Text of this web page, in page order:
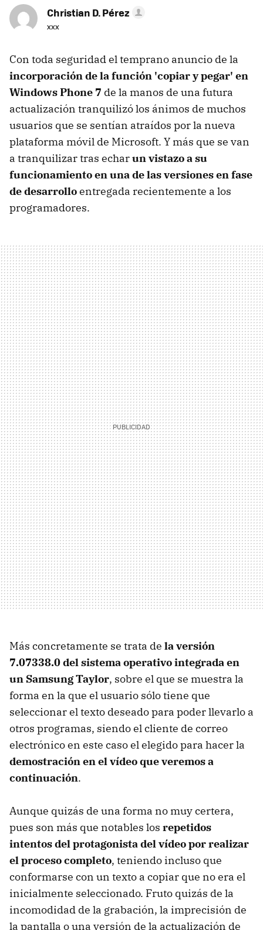
Christian D. Pérez
xxx
Con toda seguridad el temprano anuncio de la
incorporación de la función 'copiar y pegar' en
Windows Phone 7 de la manos de una futura
actualización tranquilizó los ánimos de muchos
usuarios que se sentían atraídos por la nueva
plataforma móvil de Microsoft. Y más que se van
a tranquilizar tras echarun vistazo a su
funcionamiento en una de las versiones en fase
de desarrolloentregada recientemente a los
programadores.
Más concretamente se trata de la versión
7.07338.0 del sistema operativo integrada en
un Samsung Taylor, sobre el que se muestra la
forma en la que el usuario sólo tiene que
seleccionar el texto deseado para poder llevarlo a
otros programas, siendo el cliente de correo
electrónico en este caso el elegido para hacer la
demostración en el vídeo que veremos a
continuación.
Aunque quizás de una forma no muy certera,
pues son más que notables los repetidos
intentos del protagonista del vídeo por realizar
el proceso completo, teniendo incluso que
conformarse con un texto a copiar que no era el
inicialmente seleccionado. Fruto quizás de la
incomodidad de la grabación, la imprecisión de
la pantalla o una versión de la actualización de